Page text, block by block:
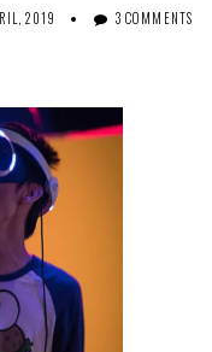
2019 3 COMMENTS